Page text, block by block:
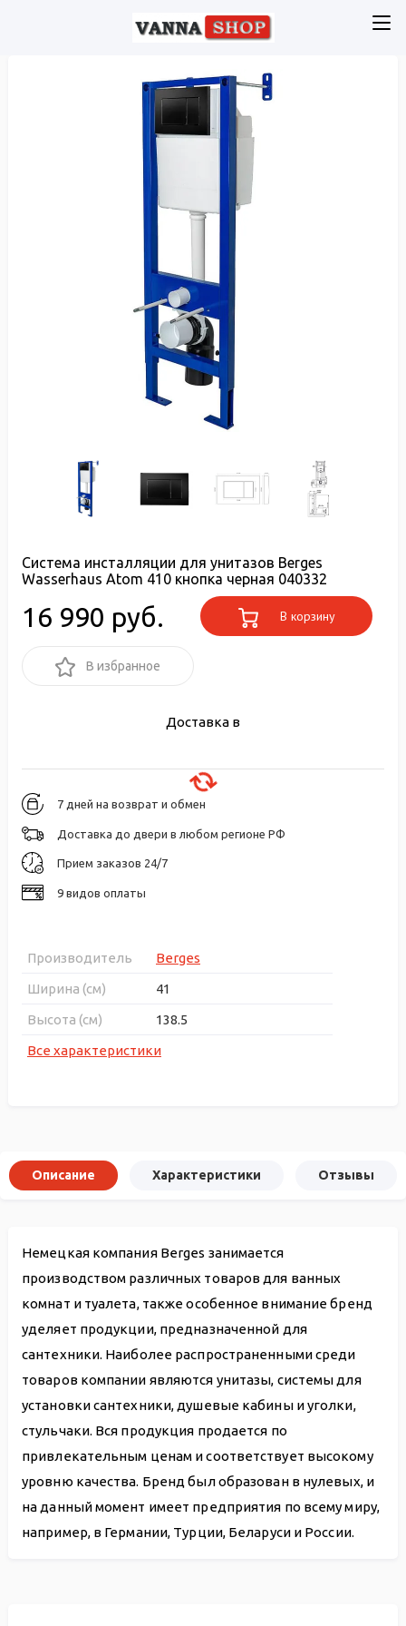
Система инсталляции для унитазов Berges
Wasserhaus Atom 410 кнопка черная 040332
16 990 руб. В корзину
В избранное
Доставка в
7 дней на возврат и обмен
Доставка до двери в любом регионе РФ
Прием заказов 24/7
9 видов оплаты
Производитель
Berges
Ширина (см)
41
Высота (см)
138.5
Все характеристики
Описание Характеристики Отзывы
Немецкая компания Berges занимается
производством различных товаров для ванных
комнат и туалета, также особенное внимание бренд
уделяет продукции, предназначенной для
сантехники. Наиболее распространенными среди
товаров компании являются унитазы, системы для
установки сантехники, душевые кабины и уголки,
стульчаки. Вся продукция продается по
привлекательным ценам и соответствует высокому
уровню качества. Бренд был образован в нулевых, и
на данный момент имеет предприятия по всему миру,
например, в Германии, Турции, Беларуси и России.